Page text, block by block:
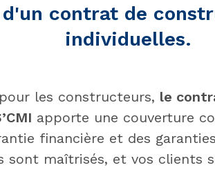
contrat de
individuelles.
les constructeurs, le
apporte une couverture
financière et des
sont maîtrisés, et vos clients